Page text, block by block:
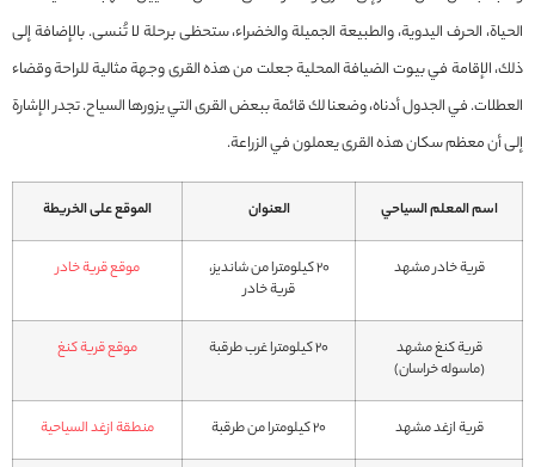
الحياة، الحرف اليدوية، والطبيعة الجميلة والخضراء، ستحظى برحلة لا تُنسى. بالإضافة إلى
ذلك، الإقامة في بيوت الضيافة المحلية جعلت من هذه القرى وجهة مثالية للراحة وقضاء
العطلات. في الجدول أدناه، وضعنا لك قائمة ببعض القرى التي يزورها السياح. تجدر الإشارة
إلى أن معظم سكان هذه القرى يعملون في الزراعة.
اسم المعلم السياحي العنوان الموقع على الخريطة
قرية خادر مشهد
۲۰ كيلومترا من شاندیز،
قرية خادر
موقع قرية خادر
قرية كنغ مشهد
(ماسوله خراسان)
۲۰ كيلومترا غرب طرقبة موقع قرية كنغ
قرية ازغد مشهد ۲۰ كيلومترا من طرقبة منطقة ازغد السياحية